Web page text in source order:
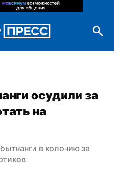
осудили за
на
в колонию за